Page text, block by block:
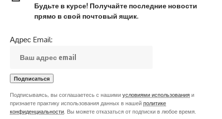
Будьте в курсе! Получайте последние новости
прямо в свой почтовый ящик.
Адрес Email:
Подписываясь, вы соглашаетесь с нашими условиями использования и
признаете практику использования данных в нашей политике
конфиденциальности . Вы можете отказаться от подписки в любое время.